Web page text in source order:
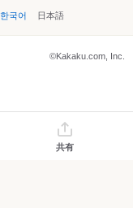
한국어 日本語
©Kakaku.com, Inc.
共有